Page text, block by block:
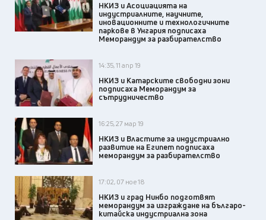
НКИЗ и Асоциацията на
индустриалните, научните,
иновационните и технологичните
паркове в Унгария подписаха
Меморандум за разбирателство
14:35, 11 апр 19
НКИЗ и Катарските свободни зони
подписаха Меморандум за
сътрудничество
16:25, 27 мар 19
НКИЗ и Властите за индустриално
развитие на Египет подписаха
меморандум за разбирателство
17:02, 07 ное 18
НКИЗ и град Нинбо подготвят
меморандум за изграждане на българо-
китайска индустриална зона